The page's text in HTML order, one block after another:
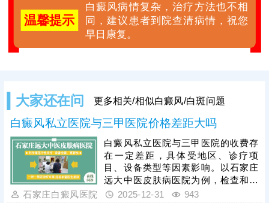
温馨提示
白癜风病情复杂，治疗方法也不相
同，建议患者到院查清病情，祝您
早日康复。
大家还在问 更多相关/相似白癜风/白斑问题
白癜风私立医院与三甲医院价格差距大吗
白癜风私立医院与三甲医院的收费存
在一定差距，具体受地区、诊疗项
目、设备类型等因素影响。以石家庄
远大中医皮肤病医院为例，检查和治
疗均有明确且公正透明的收费标准，
石家庄白癜风医院 2025-12-31 943